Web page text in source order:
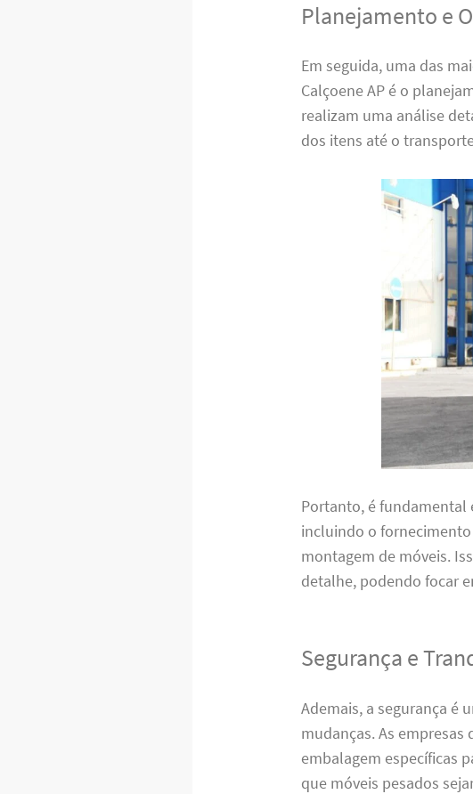
Planejamento e
Em seguida, uma das
Calçoene AP é o
realizam uma análise
dos itens até o
Portanto, é fundamental
incluindo o
montagem de móveis.
detalhe, podendo focar
Segurança e
Ademais, a segurança é
mudanças. As empresas
embalagem específicas
que móveis pesados